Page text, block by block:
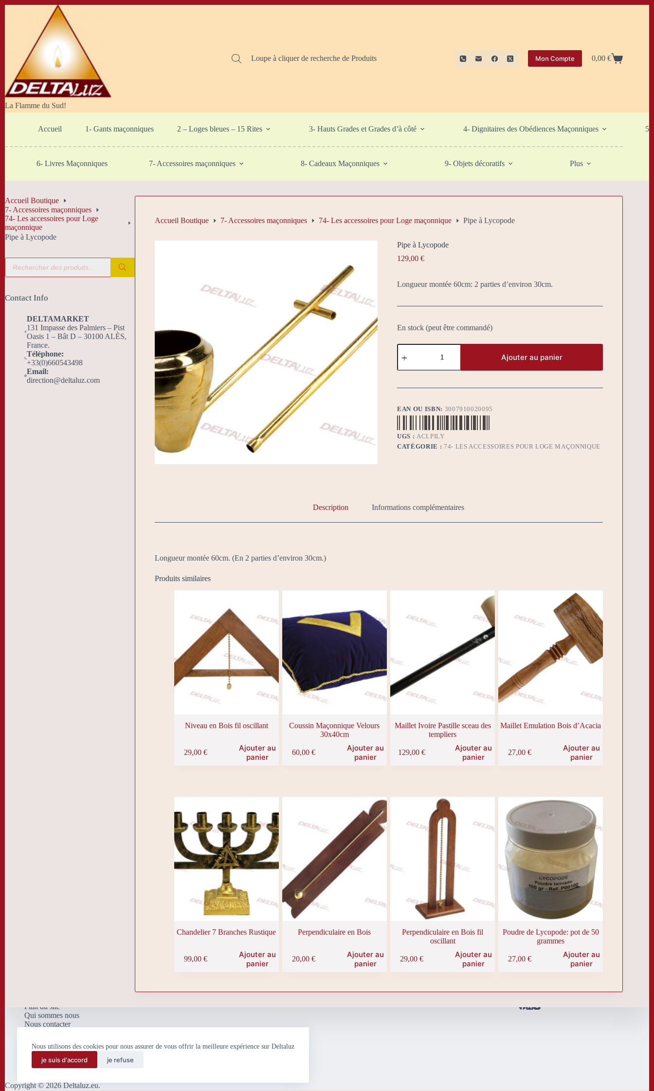
Nous utilisons des cookies pour nous assurer de vous offrir la meilleure expérience sur Deltaluz
je suis d'accord je refuse
La Flamme du Sud!
Loupe à cliquer de recherche de Produits Mon Compte
Panier
0,00€
Accueil 1- Gants maçonniques 2 – Loges bleues – 15 Rites 3- Hauts Grades et Grades d’à côté 4- Dignitaires des Obédiences Maçonniques 5-
6- Livres Maçonniques 7- Accessoires maçonniques 8- Cadeaux Maçonniques 9- Objets décoratifs Plus
Accueil Boutique 7- Accessoires maçonniques 74- Les accessoires pour Loge maçonnique Pipe à Lycopode
Pipe à Lycopode
129,00€
Longueur montée 60cm: 2 parties d’environ 30cm.
En stock (peut être commandé)
quantité
de
à
Ajouter au panier
EAN OU ISBN: 3007910020095
UGS :ACLPILY
CATÉGORIE : 74- LES ACCESSOIRES POUR LOGE MAÇONNIQUE
Description Informations complémentaires
Longueur montée 60cm. (En 2 parties d’environ 30cm.)
Produits similaires
Niveau en Bois fil oscillant
29,00 €
Ajouter au
panier
Coussin Maçonnique Velours
30x40cm
60,00 €
Ajouter au
panier
Maillet Ivoire Pastille sceau des
templiers
129,00 €
Ajouter au
panier
Maillet Emulation Bois d’Acacia
27,00 €
Ajouter au
panier
Chandelier 7 Branches Rustique
99,00 €
Ajouter au
panier
Perpendiculaire en Bois
20,00 €
Ajouter au
panier
Perpendiculaire en Bois fil
oscillant
29,00 €
Ajouter au
panier
Poudre de Lycopode: pot de 50
grammes
27,00 €
Ajouter au
panier
Accueil Boutique
7- Accessoires maçonniques
74- Les accessoires pour Loge
maçonnique
Pipe à Lycopode
Recherche
produits
Contact Info
DELTAMARKET
131 Impasse des Palmiers – Pist
Oasis 1 – Bât D – 30100 ALÈS,
France.
Téléphone:
+33(0)660543498
Email:
direction@deltaluz.com
Plan du site
Qui sommes nous
Nous contacter
et de traitement de données
personnelles
Conditions Générales de
Copyright © 2026 Deltaluz.eu.